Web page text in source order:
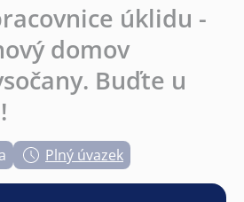
úklidu -
domov
Buďte u
Plný úvazek